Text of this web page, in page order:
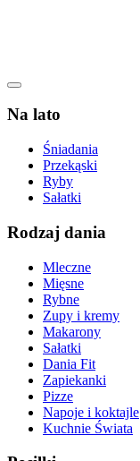
Na lato
Śniadania
Przekąski
Ryby
Sałatki
Rodzaj dania
Mleczne
Mięsne
Rybne
Zupy i kremy
Makarony
Sałatki
Dania Fit
Zapiekanki
Pizze
Napoje i koktajle
Kuchnie Świata